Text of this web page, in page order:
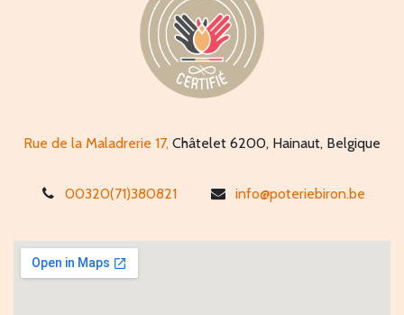
Rue de la Maladrerie 17, Châtelet 6200, Hainaut, Belgique
00320(71)380821 info@poteriebiron.be